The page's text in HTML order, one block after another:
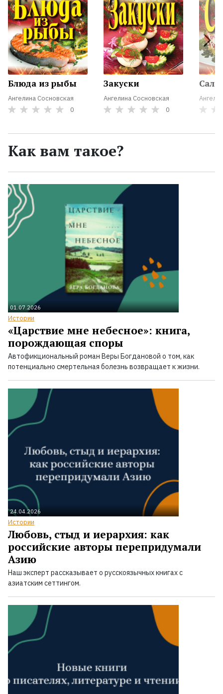
Блюда из рыбы
Ангелина Сосновская
0
Закуски
Ангелина Сосновская
0
Как вам такое?
01.07.2026
Истории
«Царствие мне небесное»: книга,
порождающая споры
Автофикциональный роман Веры Богдановой о том, как
потенциально смертельная болезнь возвращает к жизни.
24.04.2026
Истории
Любовь, стыд и иерархия: как
российские авторы перепридумали
Азию
Наш эксперт рассказывает о русскоязычных книгах с
азиатским сеттингом.